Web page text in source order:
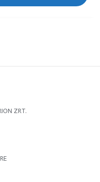
ZRT.